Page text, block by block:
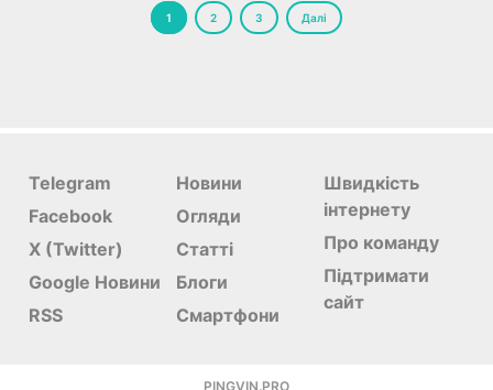
Пагінація
записів
1 2 3 Далі
Telegram
Facebook
X (Twitter)
Google Новини
RSS
Новини
Огляди
Статті
Блоги
Смартфони
Швидкість
інтернету
Про команду
Підтримати
сайт
PINGVIN.PRO